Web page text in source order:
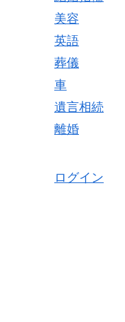
美容
英語
葬儀
車
遺言相続
離婚
ログイン